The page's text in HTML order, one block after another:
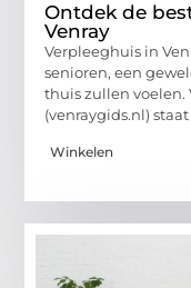
Ontdek de
Venray
Verpleeghuis in
senioren, een
thuis zullen voelen.
(venraygids.nl)
Winkelen